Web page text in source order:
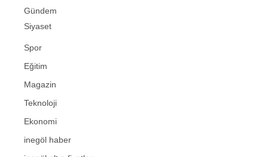
Gündem
Siyaset
Spor
Eğitim
Magazin
Teknoloji
Ekonomi
inegöl haber